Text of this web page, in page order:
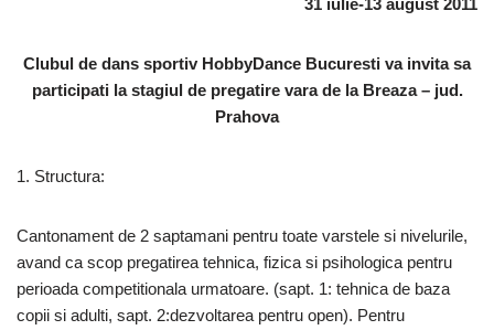
b
o
k
dI
n
t
A
p
p
a
m
Li
n
a
z
Clubul de dans sportiv HobbyDance Bucuresti va invita sa
participati la stagiul de pregatire vara de la Breaza – jud.
Prahova
1. Structura:
Cantonament de 2 saptamani pentru toate varstele si nivelurile,
avand ca scop pregatirea tehnica, fizica si psihologica pentru
perioada competitionala urmatoare. (sapt. 1: tehnica de baza
copii si adulti, sapt. 2:dezvoltarea pentru open). Pentru